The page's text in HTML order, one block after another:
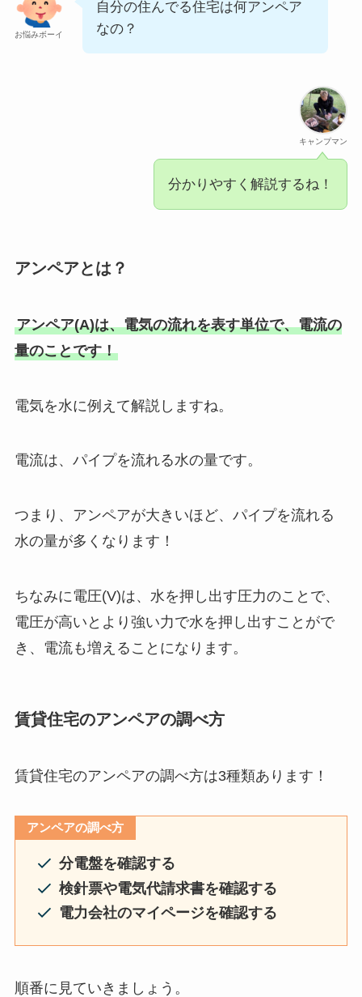
お悩みボーイ
自分の住んでる住宅は何アンペア
なの？
キャンプマン
分かりやすく解説するね！
アンペアとは？
アンペア(A)は、電気の流れを表す単位で、電流の
量のことです！
電気を水に例えて解説しますね。
電流は、パイプを流れる水の量です。
つまり、アンペアが大きいほど、パイプを流れる
水の量が多くなります！
ちなみに電圧(V)は、水を押し出す圧力のことで、
電圧が高いとより強い力で水を押し出すことがで
き、電流も増えることになります。
賃貸住宅のアンペアの調べ方
賃貸住宅のアンペアの調べ方は3種類あります！
アンペアの調べ方
分電盤を確認する
検針票や電気代請求書を確認する
電力会社のマイページを確認する
順番に見ていきましょう。